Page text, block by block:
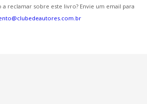
a reclamar sobre este livro? Envie um email para